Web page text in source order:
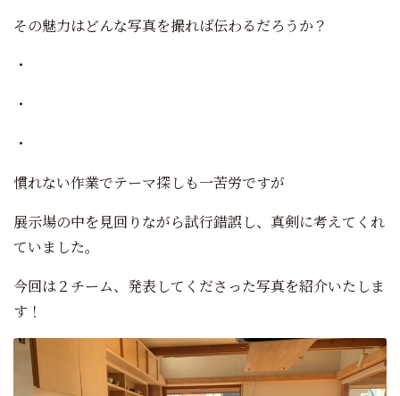
その魅力はどんな写真を撮れば伝わるだろうか？
・
・
・
慣れない作業でテーマ探しも一苦労ですが
展示場の中を見回りながら試行錯誤し、真剣に考えてくれ
ていました。
今回は２チーム、発表してくださった写真を紹介いたしま
す！